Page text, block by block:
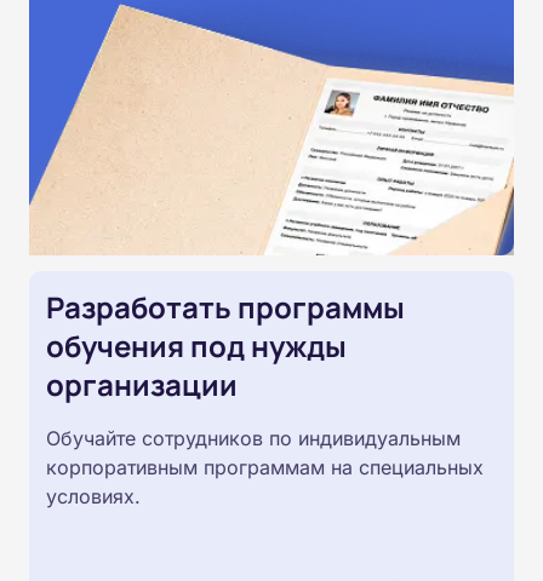
Разработать программы
обучения под нужды
организации
Обучайте сотрудников по индивидуальным
корпоративным программам на специальных
условиях.